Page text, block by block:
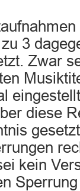
3
Zwar
diese
kein